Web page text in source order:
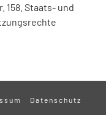
158. Staats- und
Datenschutz